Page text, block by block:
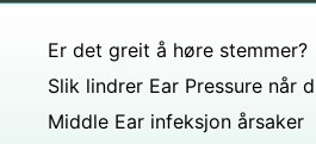
Er det greit å høre stemmer?
Middle Ear infeksjon årsaker